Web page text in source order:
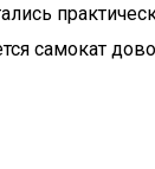
самокат